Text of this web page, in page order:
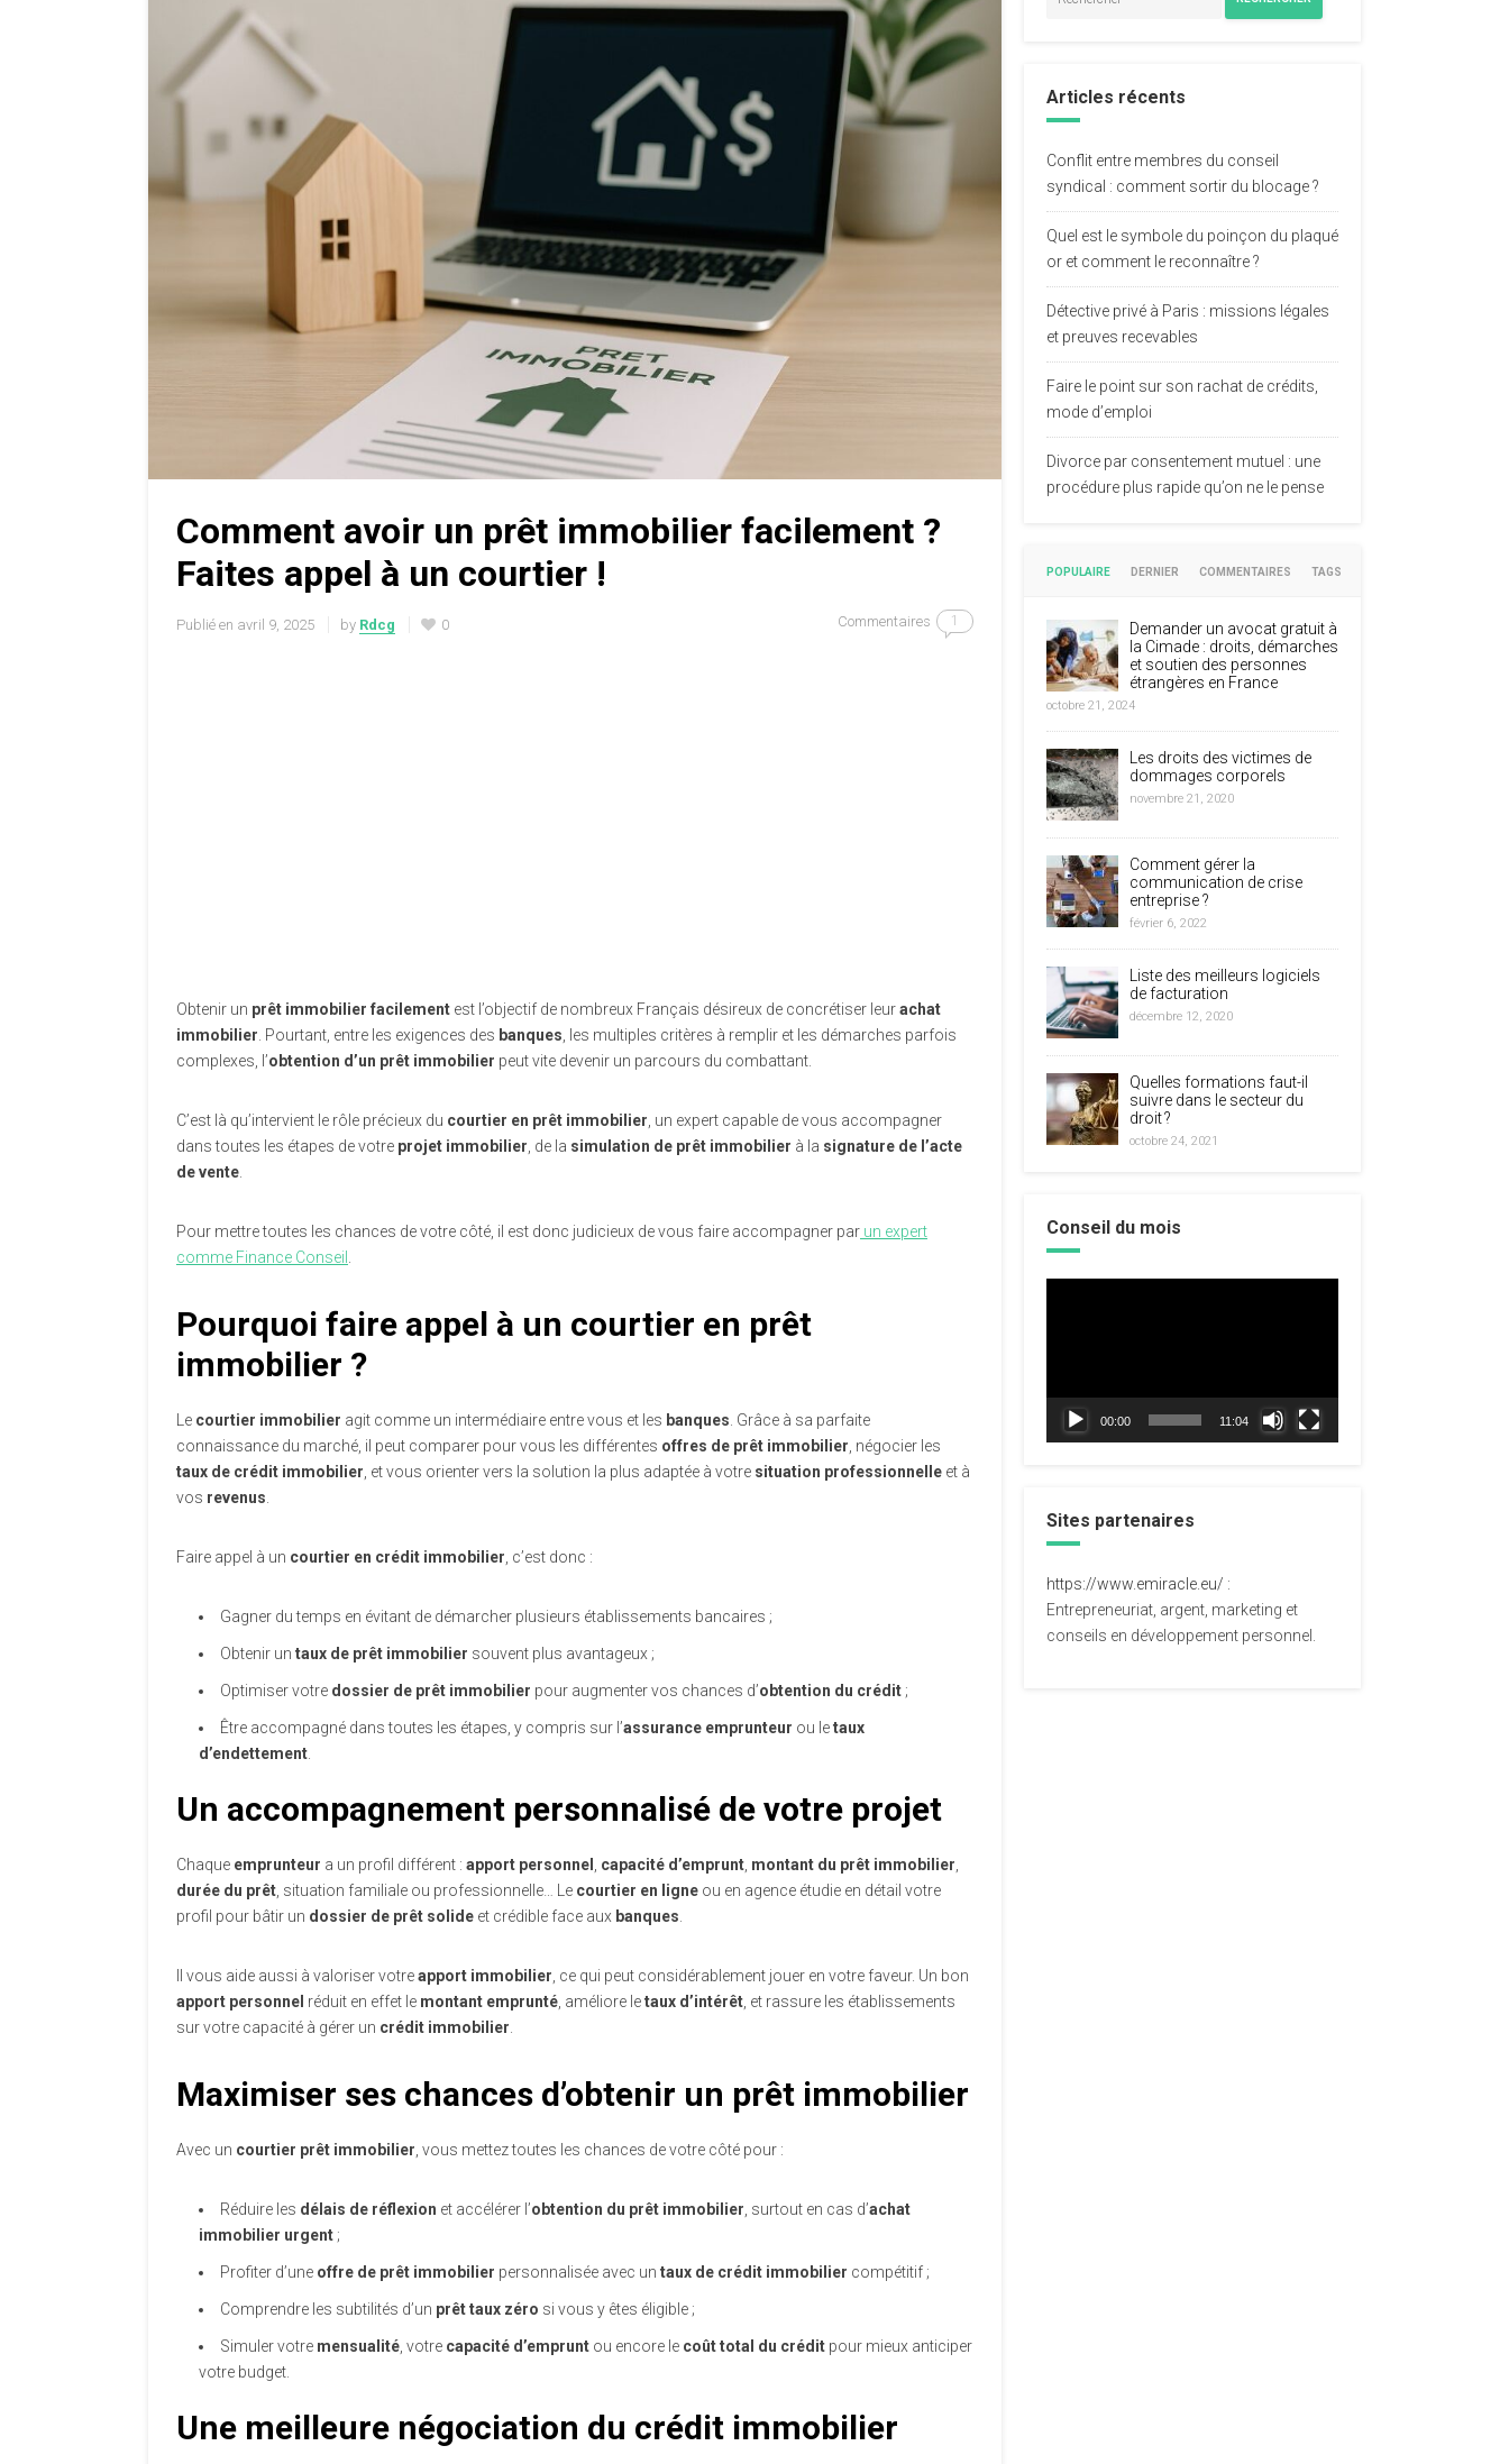
Comment avoir un prêt immobilier facilement ?
Faites appel à un courtier !
Publié en avril 9, 2025 by Rdcg 0 Commentaires 1
Obtenir un prêt immobilier facilement est l’objectif de nombreux Français désireux de concrétiser leurachat
immobilier . Pourtant, entre les exigences des banques , les multiples critères à remplir et les démarches parfois
complexes, l’obtention d’un prêt immobilier peut vite devenir un parcours du combattant.
C’est là qu’intervient le rôle précieux du courtier en prêt immobilier , un expert capable de vous accompagner
dans toutes les étapes de votre projet immobilier , de la simulation de prêt immobilier à la signature de l’acte
de vente
Pour mettre toutes les chances de votre côté, il est donc judicieux de vous faire accompagner par un expert
comme Finance Conseil
Pourquoi faire appel à un courtier en prêt
immobilier ?
Le courtier immobilier agit comme un intermédiaire entre vous et les banques . Grâce à sa parfaite
connaissance du marché, il peut comparer pour vous les différentes offres de prêt immobilier , négocier les
taux de crédit immobilier , et vous orienter vers la solution la plus adaptée à votre situation professionnelle et à
vos revenus
Faire appel à un courtier en crédit immobilier , c’est donc :
Gagner du temps en évitant de démarcher plusieurs établissements bancaires ;
Obtenir un taux de prêt immobilier souvent plus avantageux ;
Optimiser votre dossier de prêt immobilier pour augmenter vos chances d’obtention du crédit ;
Être accompagné dans toutes les étapes, y compris sur l’assurance emprunteur ou letaux
d’endettement
Un accompagnement personnalisé de votre projet
Chaque emprunteur a un profil différent : apport personnel capacité d’emprunt montant du prêt immobilier
durée du prêt , situation familiale ou professionnelle… Le courtier en ligne ou en agence étudie en détail votre
profil pour bâtir un dossier de prêt solide et crédible face aux banques
Il vous aide aussi à valoriser votreapport immobilier , ce qui peut considérablement jouer en votre faveur. Un bon
apport personnel réduit en effet le montant emprunté , améliore letaux d’intérêt , et rassure les établissements
sur votre capacité à gérer un crédit immobilier
Maximiser ses chances d’obtenir un prêt immobilier
Avec un courtier prêt immobilier , vous mettez toutes les chances de votre côté pour :
Réduire les délais de réflexion et accélérer l’obtention du prêt immobilier , surtout en cas d’achat
immobilier urgent ;
Profiter d’une offre de prêt immobilier personnalisée avec un taux de crédit immobilier compétitif ;
Comprendre les subtilités d’un prêt taux zéro si vous y êtes éligible ;
Simuler votre mensualité , votre capacité d’emprunt ou encore le coût total du crédit pour mieux anticiper
votre budget.
Une meilleure négociation du crédit immobilier
Articles récents
Conflit entre membres du conseil
syndical : comment sortir du blocage ?
Quel est le symbole du poinçon du plaqué
or et comment le reconnaître ?
Détective privé à Paris : missions légales
et preuves recevables
Faire le point sur son rachat de crédits,
mode d’emploi
Divorce par consentement mutuel : une
procédure plus rapide qu’on ne le pense
POPULAIRE DERNIER COMMENTAIRES TAGS
Demander un avocat gratuit à
la Cimade : droits, démarches
et soutien des personnes
étrangères en France
octobre 21, 2024
Les droits des victimes de
dommages corporels
novembre 21, 2020
Comment gérer la
communication de crise
entreprise ?
février 6, 2022
Liste des meilleurs logiciels
de facturation
décembre 12, 2020
Quelles formations faut-il
suivre dans le secteur du
droit ?
octobre 24, 2021
Conseil du mois
00:00 11:04
Sites partenaires
https://www.emiracle.eu/ :
Entrepreneuriat, argent, marketing et
conseils en développement personnel.